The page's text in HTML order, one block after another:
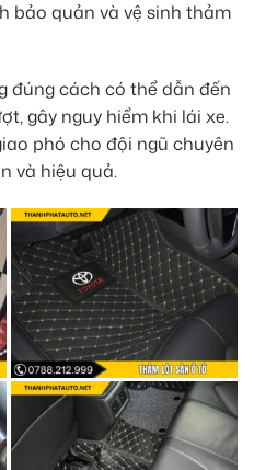
bảo quản và vệ sinh thảm
đúng cách có thể dẫn đến
gây nguy hiểm khi lái xe.
phó cho đội ngũ chuyên
và hiệu quả.